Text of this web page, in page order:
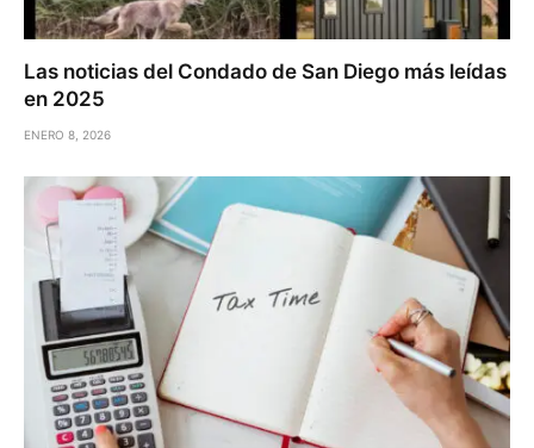
Las noticias del Condado de San Diego más leídas
en 2025
ENERO 8, 2026